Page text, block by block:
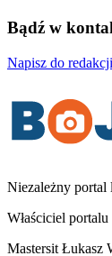
Bądź w
Napisz do
Niezależny portal
Właściciel portalu
Mastersit Łukasz